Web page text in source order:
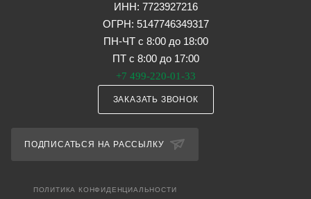
ИНН: 7723927216
ОГРН: 5147746349317
ПН-ЧТ с 8:00 до 18:00
ПТ с 8:00 до 17:00
+7 499-220-01-33
ЗАКАЗАТЬ ЗВОНОК
ПОДПИСАТЬСЯ НА РАССЫЛКУ
ПОЛИТИКА КОНФИДЕНЦИАЛЬНОСТИ